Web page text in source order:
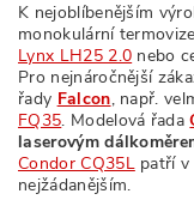
K nejoblíbenějším
monokulární
Lynx LH25 2.0 nebo
Pro nejnáročnější
řady Falcon, např.
FQ35. Modelová řada
laserovým
Condor CQ35Lpatří v
nejžádanějším.